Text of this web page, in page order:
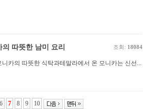
따뜻한 남미 요리 조회: 18084
카의 따뜻한 식탁과테말라에서 온 모니카는 신선...
6 7 8 9 10